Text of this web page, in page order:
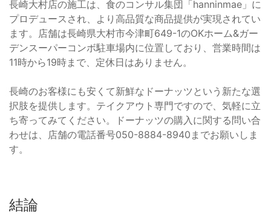
長崎大村店の施工は、食のコンサル集団「hanninmae」に
プロデュースされ、より高品質な商品提供が実現されてい
ます。店舗は長崎県大村市今津町649-1のOKホーム&ガー
デンスーパーコンボ駐車場内に位置しており、営業時間は
11時から19時まで、定休日はありません。
長崎のお客様にも安くて新鮮なドーナッツという新たな選
択肢を提供します。テイクアウト専門ですので、気軽に立
ち寄ってみてください。ドーナッツの購入に関する問い合
わせは、店舗の電話番号050-8884-8940までお願いしま
す。
結論